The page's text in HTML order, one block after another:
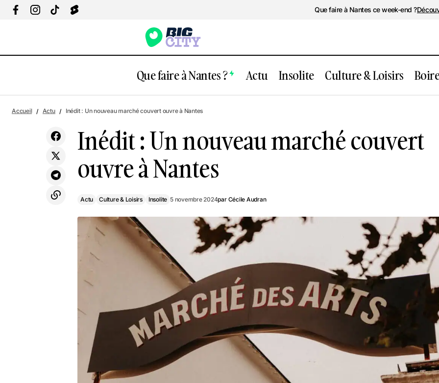
Que faire à Nantes ce week-end ?
Que faire à Nantes ? Actu Insolite Culture & Loisirs
Nantes : Un Happy Stand-Up Show dans
une nouvelle salle de spectacle !
Actu
Culture & Loisirs
Accueil Actu Inédit : Un nouveau marché couvert ouvre à Nantes
Inédit : Un nouveau marché couvert
ouvre à Nantes
Actu Culture & Loisirs Insolite 5 novembre 2024par Cécile Audran